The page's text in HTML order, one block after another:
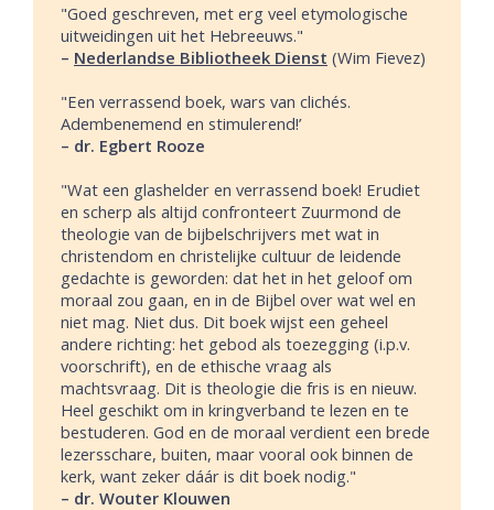
"Goed geschreven, met erg veel etymologische
uitweidingen uit het Hebreeuws."
– Nederlandse Bibliotheek Dienst (Wim Fievez)
"Een verrassend boek, wars van clichés.
Adembenemend en stimulerend!’
– dr. Egbert Rooze
"Wat een glashelder en verrassend boek! Erudiet
en scherp als altijd confronteert Zuurmond de
theologie van de bijbelschrijvers met wat in
christendom en christelijke cultuur de leidende
gedachte is geworden: dat het in het geloof om
moraal zou gaan, en in de Bijbel over wat wel en
niet mag. Niet dus. Dit boek wijst een geheel
andere richting: het gebod als toezegging (i.p.v.
voorschrift), en de ethische vraag als
machtsvraag. Dit is theologie die fris is en nieuw.
Heel geschikt om in kringverband te lezen en te
bestuderen. God en de moraal verdient een brede
lezersschare, buiten, maar vooral ook binnen de
kerk, want zeker dáár is dit boek nodig."
– dr. Wouter Klouwen